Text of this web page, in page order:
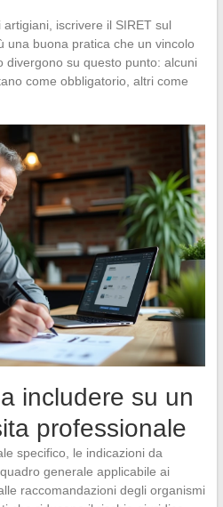
iscrivere il SIRET sul
una buona pratica che un vincolo
divergono su questo punto: alcuni
come obbligatorio, altri come
includere su un
professionale
specifico, le indicazioni da
generale applicabile ai
raccomandazioni degli organismi